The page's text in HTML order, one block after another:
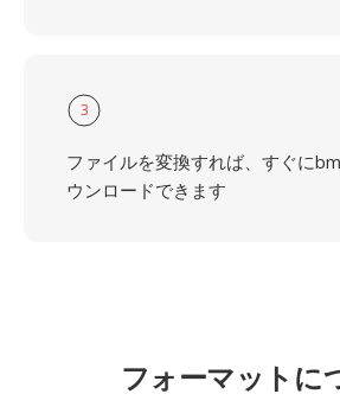
3
ファイルを変換すれば、すぐに
ウンロードできます
フォーマットに